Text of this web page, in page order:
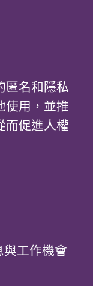
匿名和隱私
使用，並推
而促進人權
與工作機會